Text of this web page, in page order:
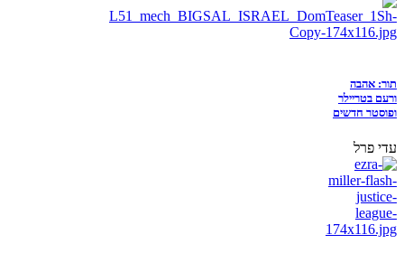
תור: אהבה
ורעם בטריילר
ופוסטר חדשים
עדי פרל